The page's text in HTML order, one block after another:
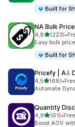
Built for
NA Bulk
4,8/ 5 tähteä
(223)
223 •
Easy bulk
Built for
Pricefy | A.I.
4,5/ 5 tähteä
(68)
68 arvostelua
•
Automate
Quantity
4,9/ 5 tähteä
(61)
61 arvostelua
•
Boost AOV